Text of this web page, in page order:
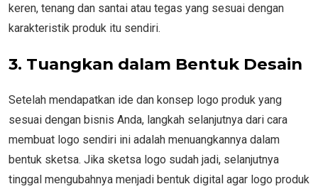
keren, tenang dan santai atau tegas yang sesuai dengan
karakteristik produk itu sendiri.
3. Tuangkan dalam Bentuk Desain
Setelah mendapatkan ide dan konsep logo produk yang
sesuai dengan bisnis Anda, langkah selanjutnya dari cara
membuat logo sendiri ini adalah menuangkannya dalam
bentuk sketsa. Jika sketsa logo sudah jadi, selanjutnya
tinggal mengubahnya menjadi bentuk digital agar logo produk